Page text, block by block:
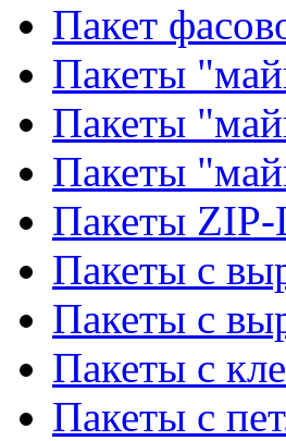
Пакет
Пакеты
Пакеты
Пакеты
Пакеты
Пакеты с
Пакеты с
Пакеты с
Пакеты с